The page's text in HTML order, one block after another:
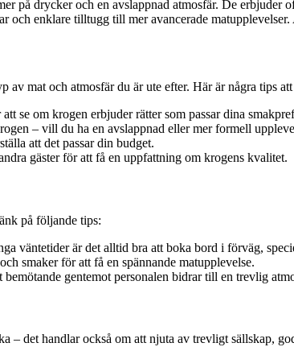
på drycker och en avslappnad atmosfär. De erbjuder
och enklare tilltugg till mer avancerade
mat och atmosfär du är ute efter. Här är några tips
se om krogen erbjuder rätter som passar dina
– vill du ha en avslappnad eller mer formell
att det passar din budget.
gäster för att få en uppfattning om krogens kvalitet.
på följande tips:
väntetider är det alltid bra att boka bord i förväg,
smaker för att få en spännande matupplevelse.
bemötande gentemot personalen bidrar till en trevlig
– det handlar också om att njuta av trevligt sällskap,